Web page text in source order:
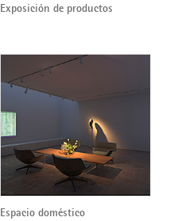
Exposición de productos
Espacio doméstico